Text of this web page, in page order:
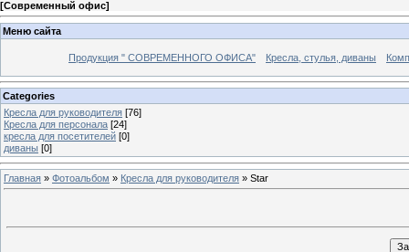
[Современный офис]
Меню сайта
Продукция " СОВРЕМЕННОГО ОФИСА" Кресла, стулья, диваны
Categories
Кресла для руководителя [76]
Кресла для персонала [24]
кресла для посетителей [0]
диваны [0]
Главная » Фотоальбом » Кресла для руководителя » Star